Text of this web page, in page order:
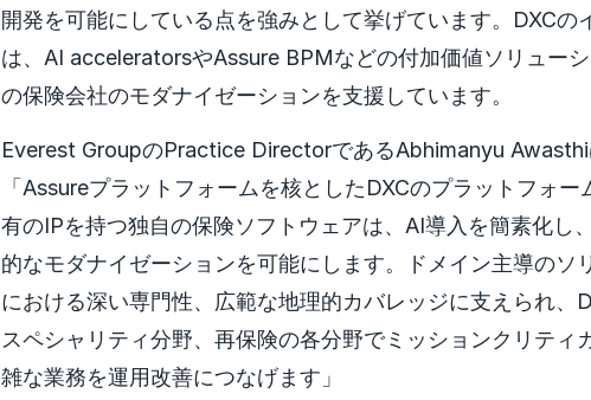
開発を可能にしている点を強みとして挙げています。DXCの
は、AI acceleratorsやAssure BPMなどの付加価値ソリュー
の保険会社のモダナイゼーションを支援しています。
Everest GroupのPractice DirectorであるAbhimanyu Awasthi
「Assureプラットフォームを核としたDXCのプラットフォ
有のIPを持つ独自の保険ソフトウェアは、AI導入を簡素化し
的なモダナイゼーションを可能にします。ドメイン主導のソ
における深い専門性、広範な地理的カバレッジに支えられ、
スペシャリティ分野、再保険の各分野でミッションクリティ
雑な業務を運用改善につなげます」